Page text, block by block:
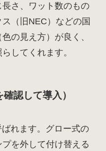
さ、ワット数のもの
（旧NEC）などの国
の見え方）が良く、
してくれます。
認して導入）
ばれます。グロー式の
を外して付け替える